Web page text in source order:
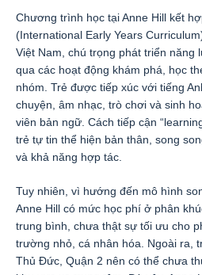
Chương trình học tại Anne Hill kết
(International Early Years
Việt Nam, chú trọng phát triển năng
qua các hoạt động khám phá, học
nhóm. Trẻ được tiếp xúc với tiếng
chuyện, âm nhạc, trò chơi và sinh
viên bản ngữ. Cách tiếp cận
trẻ tự tin thể hiện bản thân, song
và khả năng hợp tác.
Tuy nhiên, vì hướng đến mô hình
Anne Hill có mức học phí ở phân
trung bình, chưa thật sự tối ưu cho
trường nhỏ, cá nhân hóa. Ngoài ra,
Thủ Đức, Quận 2 nên có thể chưa